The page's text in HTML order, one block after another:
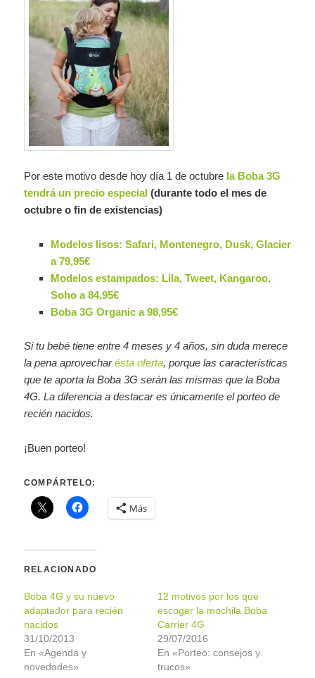
Por este motivo desde hoy día 1 de octubre la Boba 3G
tendrá un precio especial (durante todo el mes de
octubre o fin de existencias)
Modelos lisos: Safari, Montenegro, Dusk, Glacier
a 79,95€
Modelos estampados: Lila, Tweet, Kangaroo,
Soho a 84,95€
Boba 3G Organic a 98,95€
Si tu bebé tiene entre 4 meses y 4 años, sin duda merece
la pena aprovecharésta oferta, porque las características
que te aporta la Boba 3G serán las mismas que la Boba
4G. La diferencia a destacar es únicamente el porteo de
recién nacidos.
¡Buen porteo!
COMPÁRTELO:
Más
RELACIONADO
Boba 4G y su nuevo
adaptador para recién
nacidos
31/10/2013
En «Agenda y
novedades»
12 motivos por los que
escoger la mochila Boba
Carrier 4G
29/07/2016
En «Porteo: consejos y
trucos»